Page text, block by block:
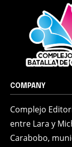
COMPANY
Complejo
entre Lara y
Carabobo,